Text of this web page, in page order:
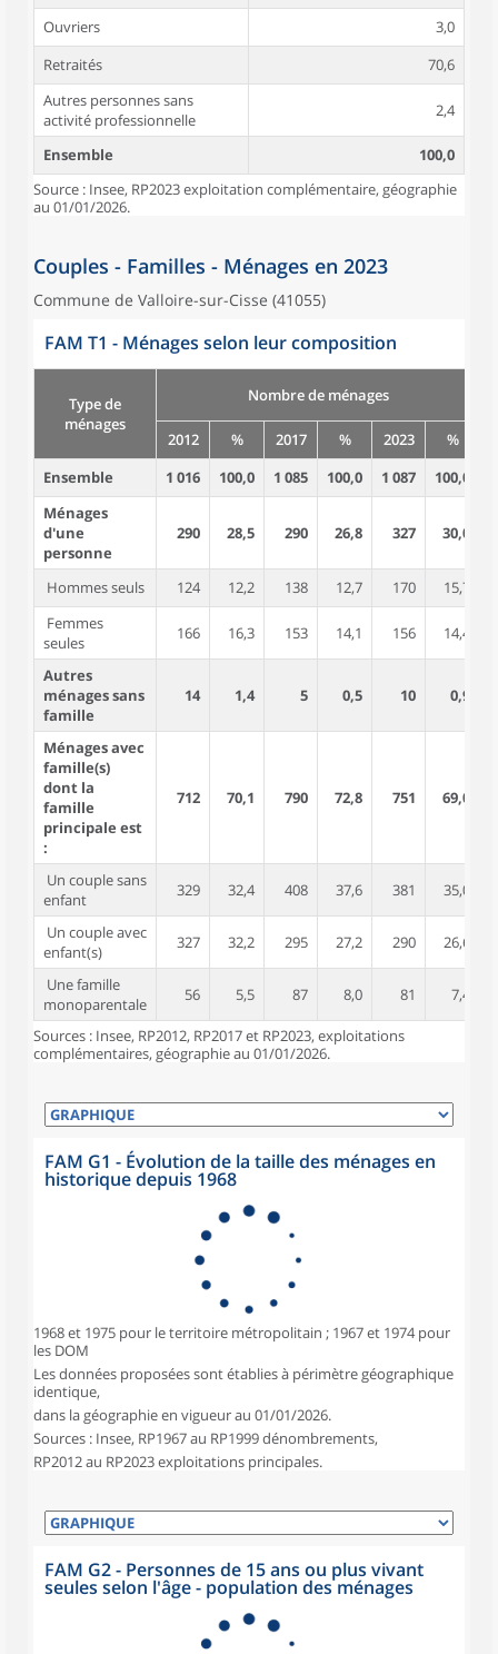
Ouvriers
3,0
Retraités
70,6
Autres personnes sans
activité professionnelle
2,4
Ensemble
100,0
Source : Insee, RP2023 exploitation complémentaire, géographie
au 01/01/2026.
Couples - Familles - Ménages en 2023
Commune de Valloire-sur-Cisse (41055)
FAM T1 - Ménages selon leur composition
Type de
ménages
Nombre de ménages
2012 % 2017 % 2023 %
Ensemble
1 016 100,0 1 085 100,0 1 087 100,0
Ménages
d'une
personne
290 28,5 290 26,8 327 30,0
Hommes seuls 124 12,2 138 12,7 170
15,7
Femmes
seules
166 16,3 153 14,1 156 14,4
Autres
ménages sans
famille
14 1,4 5 0,5 10 0,9
Ménages avec
famille(s)
dont la
famille
principale est
:
712 70,1 790 72,8 751 69,0
Un couple sans
enfant
329 32,4 408 37,6 381 35,0
Un couple avec
enfant(s)
327 32,2 295 27,2 290 26,6
Une famille
monoparentale
56 5,5 87 8,0 81 7,4
Sources : Insee, RP2012, RP2017 et RP2023, exploitations
complémentaires, géographie au 01/01/2026.
FAM G1 - Évolution de la taille des ménages en
historique depuis 1968
1968 et 1975 pour le territoire métropolitain ; 1967 et 1974 pour
les DOM
Les données proposées sont établies à périmètre géographique
identique,
dans la géographie en vigueur au 01/01/2026.
Sources : Insee, RP1967 au RP1999 dénombrements,
RP2012 au RP2023 exploitations principales.
FAM G2 - Personnes de 15 ans ou plus vivant
seules selon l'âge - population des ménages